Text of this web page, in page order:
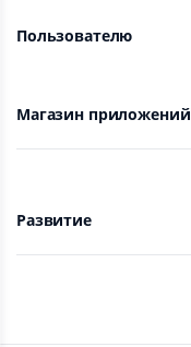
Пользователю
Магазин приложений
Развитие